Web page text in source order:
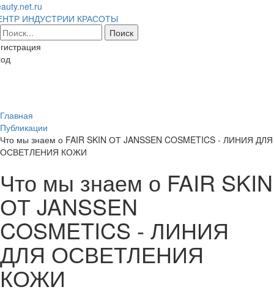
ИНДУСТРИИ КРАСОТЫ
Главная
Публикации
Что мы знаем о FAIR SKIN ОТ JANSSEN COSMETICS - ЛИНИЯ ДЛЯ
ОСВЕТЛЕНИЯ КОЖИ
Что мы знаем о FAIR SKIN
ОТ JANSSEN
COSMETICS - ЛИНИЯ
ДЛЯ ОСВЕТЛЕНИЯ
КОЖИ